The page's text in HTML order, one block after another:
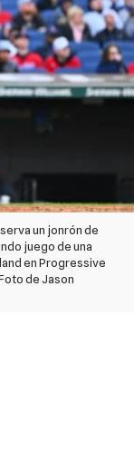
un jonrón de
juego de una
en Progressive
de Jason